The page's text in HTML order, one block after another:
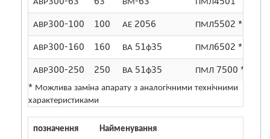
АВР300-100 100 АЕ 2056 ПМЛ5502 *
АВР300-160 160 ВА 51ф35 ПМЛ6502 *
АВР300-250 250 ВА 51ф35
ПМЛ 7500 *
* Можлива заміна апарату з аналогічними технічними
характеристиками
позначення Найменування